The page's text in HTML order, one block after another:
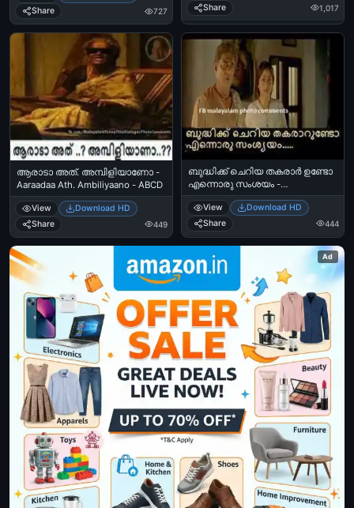
Bilal, Mammootti in BigB
Share
727 Share 1,017
ആരാടാ അത്. അമ്പിളിയാണോ -
Aaraadaa Ath. Ambiliyaano - ABCD
View
Download HD
Share
449
ബുദ്ധിക്ക് ചെറിയ തകരാര്‍ ഉണ്ടോ
എന്നൊരു സംശയം -
വിജയരാഘവന്‍ - Budhikku
Cheriya Thakarar Undo Ennoru
Samshayam - Vijayaraghavan in
Marykkundoru Kunjaadu
View
Download HD
Share
444
Ad